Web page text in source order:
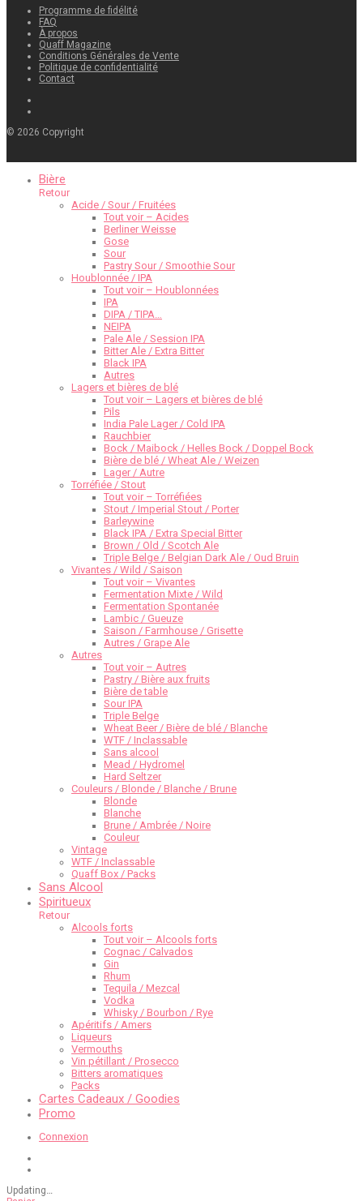
Programme de fidélité
FAQ
À propos
Quaff Magazine
Conditions Générales de Vente
Politique de confidentialité
Contact
© 2026 Copyright
Bière
Retour
Acide / Sour / Fruitées
Tout voir – Acides
Berliner Weisse
Gose
Sour
Pastry Sour / Smoothie Sour
Houblonnée / IPA
Tout voir – Houblonnées
IPA
DIPA / TIPA…
NEIPA
Pale Ale / Session IPA
Bitter Ale / Extra Bitter
Black IPA
Autres
Lagers et bières de blé
Tout voir – Lagers et bières de blé
Pils
India Pale Lager / Cold IPA
Rauchbier
Bock / Maibock / Helles Bock / Doppel Bock
Bière de blé / Wheat Ale / Weizen
Lager / Autre
Torréfiée / Stout
Tout voir – Torréfiées
Stout / Imperial Stout / Porter
Barleywine
Black IPA / Extra Special Bitter
Brown / Old / Scotch Ale
Triple Belge / Belgian Dark Ale / Oud Bruin
Vivantes / Wild / Saison
Tout voir – Vivantes
Fermentation Mixte / Wild
Fermentation Spontanée
Lambic / Gueuze
Saison / Farmhouse / Grisette
Autres / Grape Ale
Autres
Tout voir – Autres
Pastry / Bière aux fruits
Bière de table
Sour IPA
Triple Belge
Wheat Beer / Bière de blé / Blanche
WTF / Inclassable
Sans alcool
Mead / Hydromel
Hard Seltzer
Couleurs / Blonde / Blanche / Brune
Blonde
Blanche
Brune / Ambrée / Noire
Couleur
Vintage
WTF / Inclassable
Quaff Box / Packs
Sans Alcool
Spiritueux
Retour
Alcools forts
Tout voir – Alcools forts
Cognac / Calvados
Gin
Rhum
Tequila / Mezcal
Vodka
Whisky / Bourbon / Rye
Apéritifs / Amers
Liqueurs
Vermouths
Vin pétillant / Prosecco
Bitters aromatiques
Packs
Cartes Cadeaux / Goodies
Promo
Connexion
Updating…